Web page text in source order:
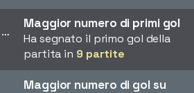
Maggior numero di primi gol
Ha segnato il primo gol della
partita in 9 partite
Maggior numero di gol su